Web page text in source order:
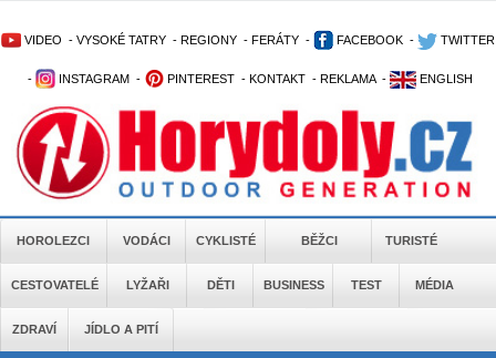
VIDEO - VYSOKÉ TATRY - REGIONY - FERÁTY - FACEBOOK - TWITTER
- INSTAGRAM - PINTEREST - KONTAKT - REKLAMA - ENGLISH
HOROLEZCI VODÁCI CYKLISTÉ BĚŽCI TURISTÉ
CESTOVATELÉ LYŽAŘI DĚTI BUSINESS TEST MÉDIA
ZDRAVÍ JÍDLO A PITÍ